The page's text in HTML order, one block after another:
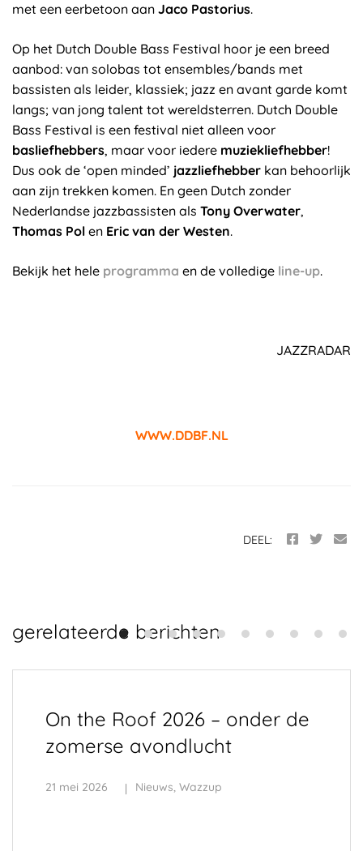
met een eerbetoon aan Jaco Pastorius.
Op het Dutch Double Bass Festival hoor je een breed
aanbod: van solobas tot ensembles/bands met
bassisten als leider, klassiek; jazz en avant garde komt
langs; van jong talent tot wereldsterren. Dutch Double
Bass Festival is een festival niet alleen voor
basliefhebbers, maar voor iedere muziekliefhebber!
Dus ook de ‘open minded’ jazzliefhebber kan behoorlijk
aan zijn trekken komen. En geen Dutch zonder
Nederlandse jazzbassisten als Tony Overwater,
Thomas Pol en Eric van der Westen.
Bekijk het hele programma en de volledige line-up.
JAZZRADAR
WWW.DDBF.NL
DEEL:
gerelateerde berichten
On the Roof 2026 – onder de
zomerse avondlucht
21 mei 2026 Nieuws, Wazzup